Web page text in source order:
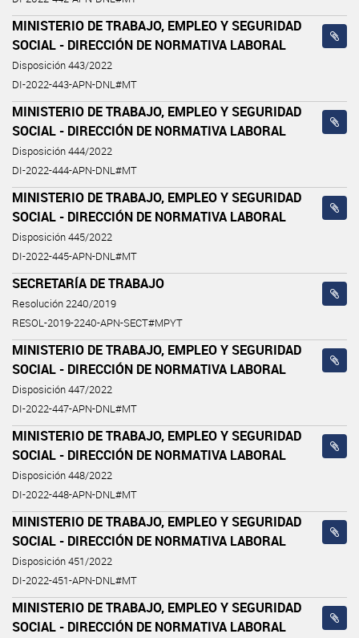
MINISTERIO DE TRABAJO, EMPLEO Y SEGURIDAD
SOCIAL - DIRECCIÓN DE NORMATIVA LABORAL
Disposición 443/2022
DI-2022-443-APN-DNL#MT
MINISTERIO DE TRABAJO, EMPLEO Y SEGURIDAD
SOCIAL - DIRECCIÓN DE NORMATIVA LABORAL
Disposición 444/2022
DI-2022-444-APN-DNL#MT
MINISTERIO DE TRABAJO, EMPLEO Y SEGURIDAD
SOCIAL - DIRECCIÓN DE NORMATIVA LABORAL
Disposición 445/2022
DI-2022-445-APN-DNL#MT
SECRETARÍA DE TRABAJO
Resolución 2240/2019
RESOL-2019-2240-APN-SECT#MPYT
MINISTERIO DE TRABAJO, EMPLEO Y SEGURIDAD
SOCIAL - DIRECCIÓN DE NORMATIVA LABORAL
Disposición 447/2022
DI-2022-447-APN-DNL#MT
MINISTERIO DE TRABAJO, EMPLEO Y SEGURIDAD
SOCIAL - DIRECCIÓN DE NORMATIVA LABORAL
Disposición 448/2022
DI-2022-448-APN-DNL#MT
MINISTERIO DE TRABAJO, EMPLEO Y SEGURIDAD
SOCIAL - DIRECCIÓN DE NORMATIVA LABORAL
Disposición 451/2022
DI-2022-451-APN-DNL#MT
MINISTERIO DE TRABAJO, EMPLEO Y SEGURIDAD
SOCIAL - DIRECCIÓN DE NORMATIVA LABORAL